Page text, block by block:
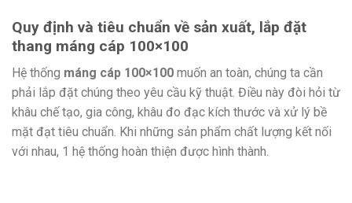
Quy định và tiêu chuẩn về sản xuất, lắp đặt
thang máng cáp 100×100
Hệ thống máng cáp 100×100 muốn an toàn, chúng ta cần
phải lắp đặt chúng theo yêu cầu kỹ thuật. Điều này đòi hỏi từ
khâu chế tạo, gia công, khâu đo đạc kích thước và xử lý bề
mặt đạt tiêu chuẩn. Khi những sản phẩm chất lượng kết nối
với nhau, 1 hệ thống hoàn thiện được hình thành.